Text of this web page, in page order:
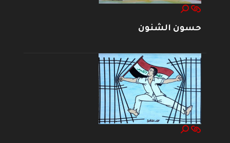
حسون الشنون